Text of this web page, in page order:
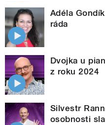
Adéla
ráda
Dvojka u
z roku 2024
Silvestr
osobnosti